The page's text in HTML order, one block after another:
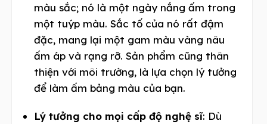
màu sắc; nó là một ngày nắng ấm trong
một tuýp màu. Sắc tố của nó rất đậm
đặc, mang lại một gam màu vàng nâu
ấm áp và rạng rỡ. Sản phẩm cũng thân
thiện với môi trường, là lựa chọn lý tưởng
để làm ấm bảng màu của bạn.
Lý tưởng cho mọi cấp độ nghệ sĩ: Dù